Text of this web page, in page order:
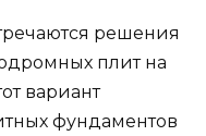
решения
плит на
вариант
фундаментов